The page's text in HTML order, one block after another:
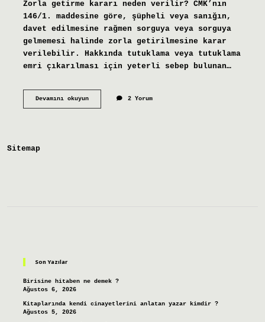
Zorla getirme kararı neden verilir? CMK’nın
146/1. maddesine göre, şüpheli veya sanığın,
davet edilmesine rağmen sorguya veya sorguya
gelmemesi halinde zorla getirilmesine karar
verilebilir. Hakkında tutuklama veya tutuklama
emri çıkarılması için yeterli sebep bulunan…
Devamını okuyunCelbine
2 Yorum
Sitemap
Son Yazılar
Birisine hitaben ne demek ?
Ağustos 6, 2026
Kitaplarında kendi cinayetlerini anlatan yazar kimdir ?
Ağustos 5, 2026